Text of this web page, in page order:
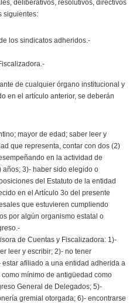
deliberativos, resolutivos, directivos
siguientes:
los sindicatos adheridos.-
de cualquier órgano institucional y
en el artículo anterior, se deberán
mayor de edad; saber leer y
que representa, contar con dos (2)
en la actividad de
años; 3)- haber sido elegido o
del Estatuto de la entidad
en el Artículo 3o del presente
que estuvieren cumpliendo
por algún organismo estatal o
de Cuentas y Fiscalizadora: 1)-
leer y escribir; 2)- no tener
afiliado a una entidad adherida a
mínimo de antigüedad como
General de Delegados; 5)-
gremial otorgada; 6)- encontrarse